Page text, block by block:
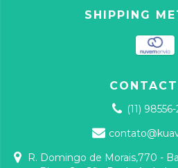
SHIPPING
(11)
R. Domingo de Morais,770 -